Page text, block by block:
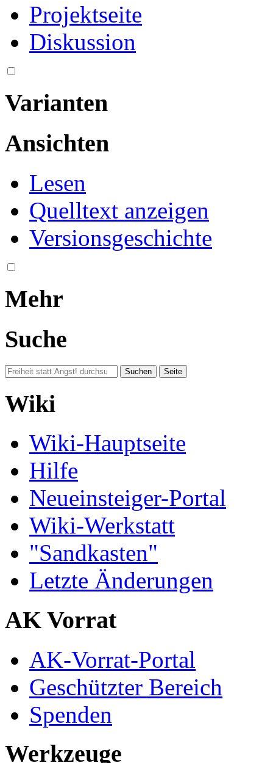
Projektseite
Diskussion
Varianten
Ansichten
Lesen
Quelltext anzeigen
Versionsgeschichte
Mehr
Suche
Wiki
Wiki-Hauptseite
Hilfe
Neueinsteiger-Portal
Wiki-Werkstatt
"Sandkasten"
Letzte Änderungen
AK Vorrat
AK-Vorrat-Portal
Geschützter Bereich
Spenden
Werkzeuge